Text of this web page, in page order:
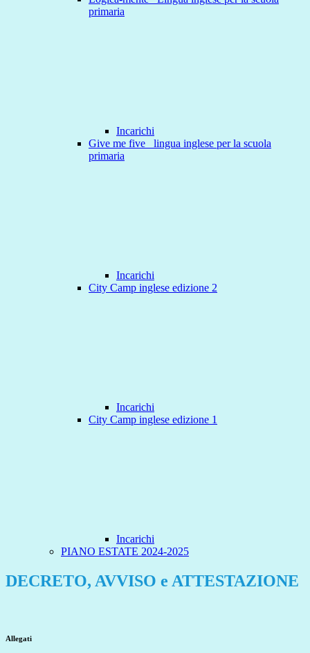
primaria
Incarichi
Give me five _lingua inglese per la scuola
primaria
Incarichi
City Camp inglese edizione 2
Incarichi
City Camp inglese edizione 1
Incarichi
PIANO ESTATE 2024-2025
DECRETO, AVVISO e ATTESTAZIONE
Allegati